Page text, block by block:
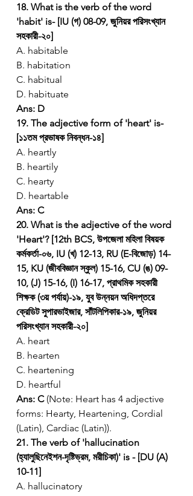
18. What is the verb of the word
'habit' is- [IU (গ) 08-09, জুনিয়র পরিসংখ্যান
সহকারী-২০]
A. habitable
B. habitation
C. habitual
D. habituate
Ans: D
19. The adjective form of 'heart' is-
[১১তম প্রভাষক নিবন্ধন-১৪]
A. heartly
B. heartily
C. hearty
D. heartable
Ans: C
20. What is the adjective of the word
'Heart'? [12th BCS, উপজেলা মহিলা বিষয়ক
কর্মকর্তা-০৬, IU (খ) 12-13, RU (E-বিজোড়) 14-
15, KU (জীববিজ্ঞান স্কুল) 15-16, CU (ঙ) 09-
10, (J) 15-16, (I) 16-17, প্রাথমিক সহকারী
শিক্ষক (৩য় পর্যায়)-১৯, যুব উন্নয়ন অধিদপ্তরে
ক্রেডিট সুপারভাইজার, সাঁটলিপিকার-১৯, জুনিয়র
পরিসংখ্যান সহকারী-২০]
A. heart
B. hearten
C. heartening
D. heartful
Ans: C (Note: Heart has 4 adjective
forms: Hearty, Heartening, Cordial
(Latin), Cardiac (Latin)).
21. The verb of 'hallucination
(হ্যালুছিনেইশন-দৃষ্টিভ্রম, মরীচিকা)' is - [DU (A)
10-11]
A. hallucinatory